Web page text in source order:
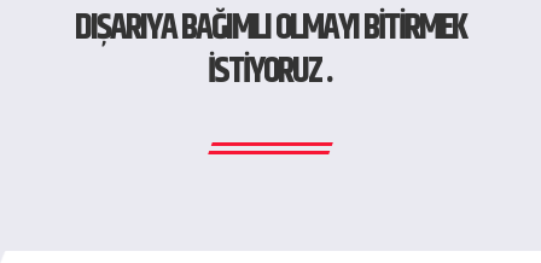
DIŞARIYA BAĞIMLI OLMAYI BİTİRMEK
İSTİYORUZ .